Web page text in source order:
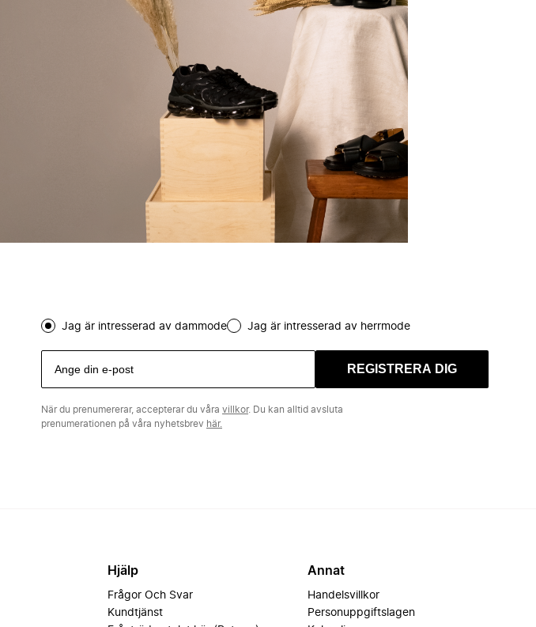
Jag är intresserad av dammode Jag är intresserad av herrmode
REGISTRERA DIG
När du prenumererar, accepterar du våra villkor. Du kan alltid avsluta
prenumerationen på våra nyhetsbrev här.
Hjälp
Frågor Och Svar
Kundtjänst
Annat
Handelsvillkor
Personuppgiftslagen